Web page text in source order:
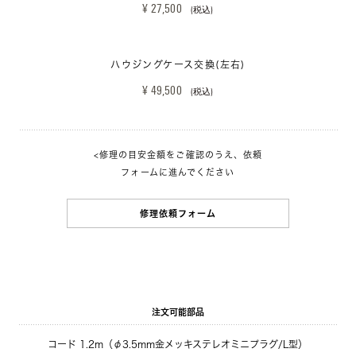
¥ 27,500 (税込)
ハウジングケース交換(左右)
¥ 49,500 (税込)
<修理の目安金額をご確認のうえ、依頼
フォームに進んでください
修理依頼フォーム
注文可能部品
コード 1.2m（φ3.5mm金メッキステレオミニプラグ/L型）